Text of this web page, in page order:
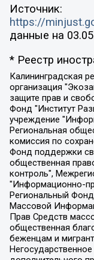
Источник:
https://
данные на
* Реестр
Калининградская региональная общественная организация "Экозащита!-Женсовет", Фонд содействия защите прав и свобод граждан "Общественный вердикт", Фонд "Институт Развития Свободы Информации", Частное учреждение "Информационное агентство МЕМО. РУ", Региональная общественная организация "Общественная комиссия по сохранению наследия академика Сахарова", Фонд поддержки свободы прессы, Санкт-Петербургская общественная правозащитная организация "Гражданский контроль", Межрегиональная общественная организация "Информационно-просветительский центр "Мемориал", Региональный Фонд "Центр Защиты Прав Средств Массовой Информации", с 05.12.2023 Фонд "Центр Защиты Прав Средств массовой информации", Региональная общественная благотворительная организация помощи беженцам и мигрантам "Гражданское содействие", Негосударственное образовательное учреждение дополнительного профессионального образования (повышение квалификации) специалистов "АКАДЕМИЯ ПО ПРАВАМ ЧЕЛОВЕКА", Свердловская региональная общественная организация "Сутяжник", Автономная некоммерческая организация "Центр независимых социологических исследований", Союз общественных объединений "Российский исследовательский центр по правам человека", Региональное общественное учреждение научно-информационный центр "МЕМОРИАЛ", Некоммерческая организация "Фонд защиты гласности", Автономная некоммерческая организация "Институт прав человека", Городская общественная организация "Екатеринбургское общество "МЕМОРИАЛ", Городская общественная организация "Рязанское историко-просветительское и правозащитное общество "Мемориал" (Рязанский Мемориал), Челябинский региональный орган общественной самодеятельности – женское общественное объединение "Женщины Евразии", Челябинский региональный орган общественной самодеятельности "Уральская правозащитная группа", Фонд содействия защите здоровья и социальной справедливости имени Андрея Рылькова, Автономная Некоммерческая Организация "Аналитический Центр Юрия Левады", Автономная некоммерческая организация социальной поддержки населения "Проект Апрель", Региональная общественная организация помощи женщинам и детям, находящимся в кризисной ситуации "Информационно-методический центр "Анна", Фонд содействия развитию массовых коммуникаций и правовому просвещению "Так-так-Так", Фонд содействия устойчивому развитию "Серебряная тайга", Свердловский региональный общественный фонд социальных проектов "Новое время", "Idel.Реалии", Кавказ.Реалии, Крым.Реалии, Телеканал Настоящее Время, Татаро-башкирская служба Радио Свобода (Azatliq Radiosi), Радио Свободная Европа/Радио Свобода (PCE/PC), "Сибирь.Реалии", "Фактограф", Благотворительный фонд помощи осужденным и их семьям, Автономная некоммерческая организация "Институт глобализации и социальных движений", Фонд "В защиту прав заключенных", Частное учреждение "Центр поддержки и содействия развитию средств массовой информации", Пензенский региональный общественный благотворительный фонд "Гражданский союз", "Север.Реалии", Некоммерческая организация Фонд "Правовая инициатива", Общество с ограниченной ответственностью "Радио Свободная Европа/Радио Свобода", Чешское информационное агентство "MEDIUM-ORIENT", Красноярская региональная общественная организация "Мы против СПИДа", Камалягин Денис Николаевич, Маркелов Сергей Евгеньевич, Пономарев Лев Александрович, Савицкая Людмила Алексеевна, Автономная некоммерческая организация "Центр по работе с проблемой насилия "НАСИЛИЮ.НЕТ", Межрегиональный профессиональный союз работников здравоохранения "Альянс врачей", Юридическое лицо, зарегистрированное в Латвийской Республике, SIA "Medusa Project" (регистрационный номер 40103797863, дата регистрации 10.06.2014), Некоммерческая организация "Фонд по борьбе с коррупцией", Автономная некоммерческая организация "Институт права и публичной политики", Баданин Роман Сергеевич, Гликин Максим Александрович, Железнова Мария Михайловна, Лукьянова Юлия Сергеевна, Маетная Елизавета Витальевна, Маняхин Петр Борисович, Чуракова Ольга Владимировна, Ярош Юлия Петровна, Юридическое лицо "The Insider SIA", зарегистрированное в Риге, Латвийская Республика